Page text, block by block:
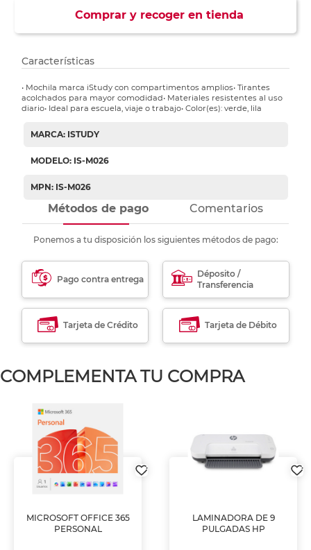
Comprar y recoger en tienda
Características
• Mochila marca iStudy con compartimentos amplios• Tirantes
acolchados para mayor comodidad• Materiales resistentes al uso
diario• Ideal para escuela, viaje o trabajo• Color(es): verde, lila
MARCA: ISTUDY
MODELO: IS-M026
MPN: IS-M026
Métodos de pago Comentarios
Ponemos a tu disposición los siguientes métodos de pago:
Pago contra entrega
Déposito /
Transferencia
Tarjeta de Crédito Tarjeta de Débito
COMPLEMENTA TU COMPRA
MICROSOFT OFFICE 365
PERSONAL
LAMINADORA DE 9
PULGADAS HP